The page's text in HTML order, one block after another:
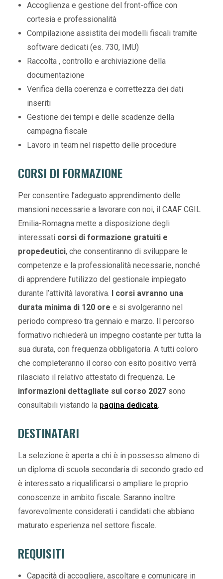
Accoglienza e gestione del front-office con
cortesia e professionalità
Compilazione assistita dei modelli fiscali tramite
software dedicati (es. 730, IMU)
Raccolta , controllo e archiviazione della
documentazione
Verifica della coerenza e correttezza dei dati
inseriti
Gestione dei tempi e delle scadenze della
campagna fiscale
Lavoro in team nel rispetto delle procedure
CORSI DI FORMAZIONE
Per consentire l’adeguato apprendimento delle
mansioni necessarie a lavorare con noi, il CAAF CGIL
Emilia-Romagna mette a disposizione degli
interessati corsi di formazione gratuiti e
propedeutici, che consentiranno di sviluppare le
competenze e la professionalità necessarie, nonché
di apprendere l’utilizzo del gestionale impiegato
durante l’attività lavorativa. I corsi avranno una
durata minima di 120 ore e si svolgeranno nel
periodo compreso tra gennaio e marzo. Il percorso
formativo richiederà un impegno costante per tutta la
sua durata, con frequenza obbligatoria. A tutti coloro
che completeranno il corso con esito positivo verrà
rilasciato il relativo attestato di frequenza. Le
informazioni dettagliate sul corso 2027 sono
consultabili vistando la pagina dedicata.
DESTINATARI
La selezione è aperta a chi è in possesso almeno di
un diploma di scuola secondaria di secondo grado ed
è interessato a riqualificarsi o ampliare le proprio
conoscenze in ambito fiscale. Saranno inoltre
favorevolmente considerati i candidati che abbiano
maturato esperienza nel settore fiscale.
REQUISITI
Capacità di accogliere, ascoltare e comunicare in